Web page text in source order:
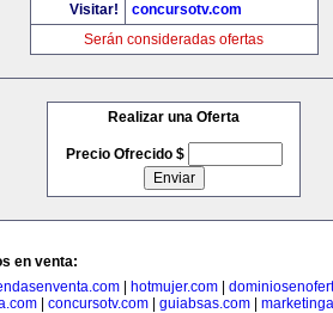
Visitar!
concursotv.com
Serán consideradas ofertas
Realizar una Oferta
Precio Ofrecido $
en venta:
| hotmujer.com|
concursotv.com guiabsas.com